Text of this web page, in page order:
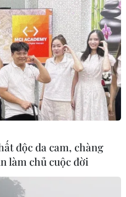
độc da cam, chàng
làm chủ cuộc đời